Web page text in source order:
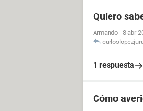
Quiero
Armando - 8 abr
1 respuesta
Cómo